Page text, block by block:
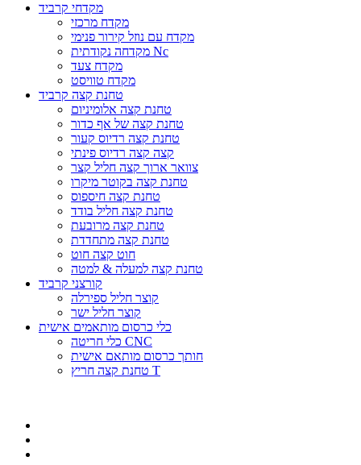
מקדחי קרביד
מקדח מרכזי
מקדח עם נוזל קירור פנימי
מקדחה נקודתית Nc
מקדח צעד
מקדח טוויסט
טחנת קצה קרביד
טחנת קצה אלומיניום
טחנת קצה של אף כדור
טחנת קצה רדיוס קעור
קצה קצה רדיוס פינתי
צוואר ארוך קצה חליל קצר
טחנת קצה בקוטר מיקרו
טחנת קצה חיספוס
טחנת קצה חליל בודד
טחנת קצה מרובעת
טחנת קצה מתחדדת
חוט קצה חוט
טחנת קצה למעלה & למטה
קורצני קרביד
קוצר חליל ספירלה
קוצר חליל ישר
כלי כרסום מותאמים אישית
כלי חריטה CNC
חותך כרסום מותאם אישית
טחנת קצה חריץ T